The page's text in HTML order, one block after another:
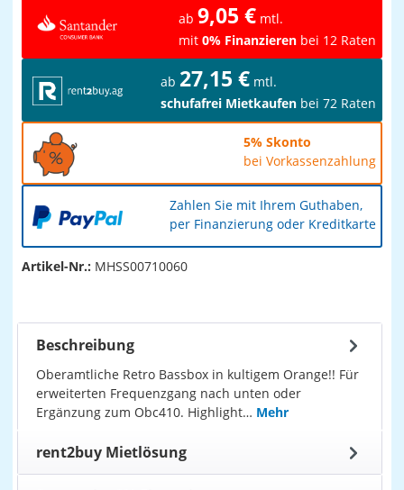
ab 9,05 € mtl.
mit 0% Finanzieren bei 12 Raten
ab 27,15 € mtl.
schufafrei Mietkaufen bei 72 Raten
5% Skonto
bei Vorkassenzahlung
Zahlen Sie mit Ihrem Guthaben,
per Finanzierung oder Kreditkarte
Artikel-Nr.: MHSS00710060
Beschreibung
Oberamtliche Retro Bassbox in kultigem Orange!! Für
erweiterten Frequenzgang nach unten oder
Ergänzung zum Obc410. Highlight… Mehr
rent2buy Mietlösung